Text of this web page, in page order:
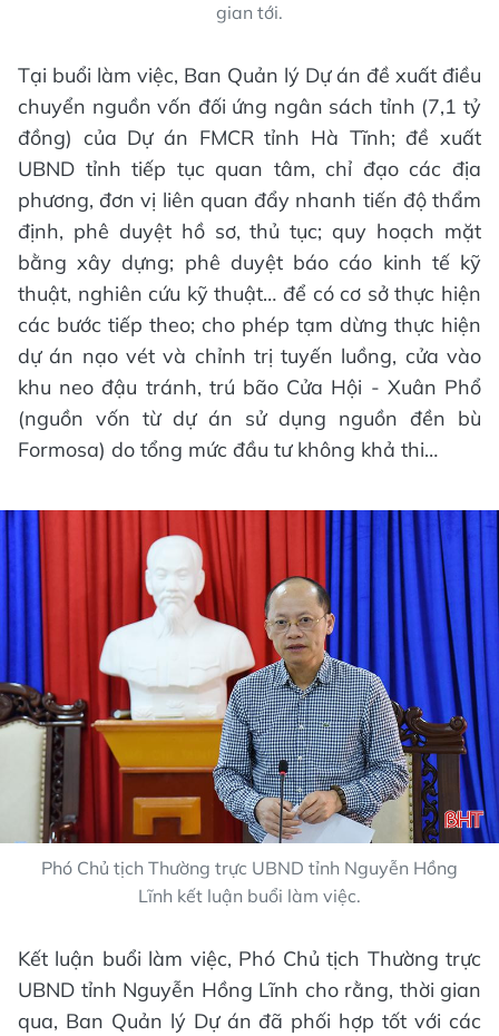
gian tới.
Tại buổi làm việc, Ban Quản lý Dự án đề xuất điều
chuyển nguồn vốn đối ứng ngân sách tỉnh (7,1 tỷ
đồng) của Dự án FMCR tỉnh Hà Tĩnh; đề xuất
UBND tỉnh tiếp tục quan tâm, chỉ đạo các địa
phương, đơn vị liên quan đẩy nhanh tiến độ thẩm
định, phê duyệt hồ sơ, thủ tục; quy hoạch mặt
bằng xây dựng; phê duyệt báo cáo kinh tế kỹ
thuật, nghiên cứu kỹ thuật… để có cơ sở thực hiện
các bước tiếp theo; cho phép tạm dừng thực hiện
dự án nạo vét và chỉnh trị tuyến luồng, cửa vào
khu neo đậu tránh, trú bão Cửa Hội - Xuân Phổ
(nguồn vốn từ dự án sử dụng nguồn đền bù
Formosa) do tổng mức đầu tư không khả thi…
Phó Chủ tịch Thường trực UBND tỉnh Nguyễn Hồng
Lĩnh kết luận buổi làm việc.
Kết luận buổi làm việc, Phó Chủ tịch Thường trực
UBND tỉnh Nguyễn Hồng Lĩnh cho rằng, thời gian
qua, Ban Quản lý Dự án đã phối hợp tốt với các